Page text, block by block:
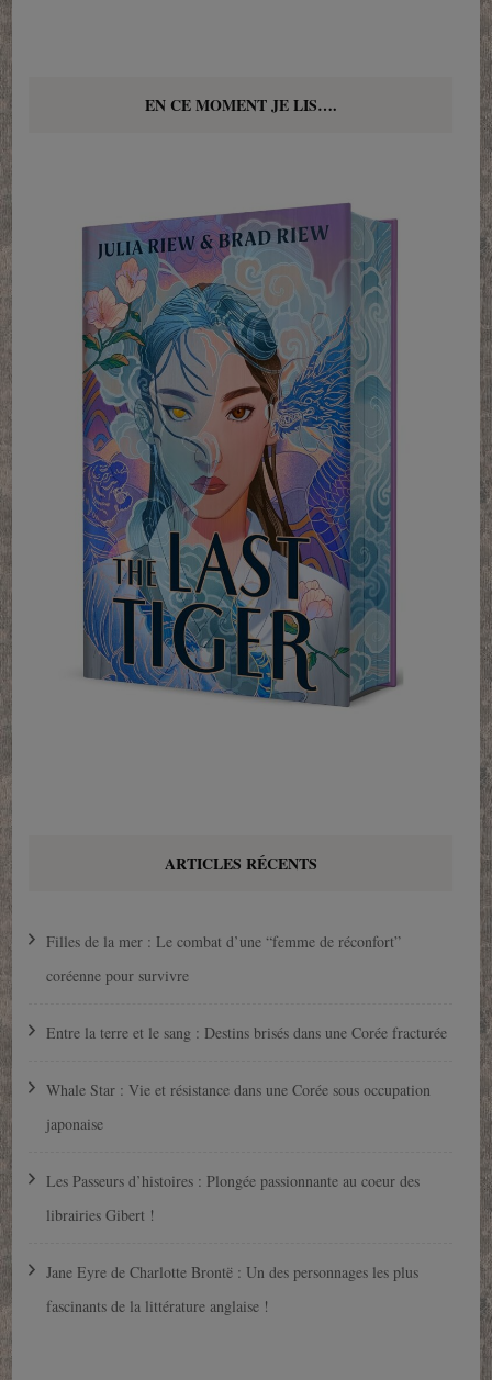
EN CE MOMENT JE LIS….
ARTICLES RÉCENTS
Filles de la mer : Le combat d’une “femme de réconfort”
coréenne pour survivre
Entre la terre et le sang : Destins brisés dans une Corée fracturée
Whale Star : Vie et résistance dans une Corée sous occupation
japonaise
Les Passeurs d’histoires : Plongée passionnante au coeur des
librairies Gibert !
Jane Eyre de Charlotte Brontë : Un des personnages les plus
fascinants de la littérature anglaise !